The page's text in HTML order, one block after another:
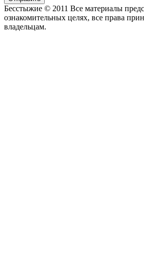
Бесстыжие © 2011 Все материалы
ознакомительных целях, все права
владельцам.